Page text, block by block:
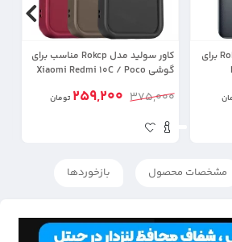
قاب پورش دیزاین مدل Rokcp برای
کاور سولید مدل Rokcp مناسب برای
گوشی Xiaomi Redmi 10C / Poco
375,000
259,200 تومان
مشخصات محصول بازخوردها